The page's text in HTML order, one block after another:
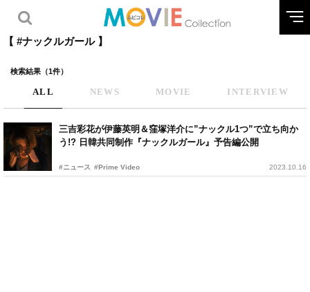
【 #ナックルガール 】
検索結果（1件）
ALL NEWS MOVIE INTERVIEW
三吉彩花が伊藤英明＆窪塚洋介に”ナックル1つ”で立ち向か
う!? 日韓共同制作『ナックルガール』予告編公開
#ニュース #Prime Video 2023.10.16